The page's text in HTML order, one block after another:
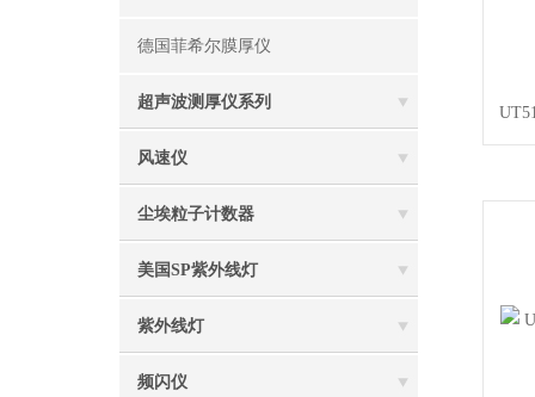
德国菲希尔膜厚仪
超声波测厚仪系列
风速仪
尘埃粒子计数器
美国SP紫外线灯
紫外线灯
频闪仪